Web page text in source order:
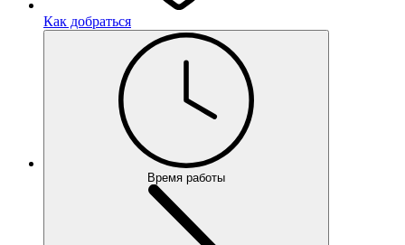
Как добраться
Время работы